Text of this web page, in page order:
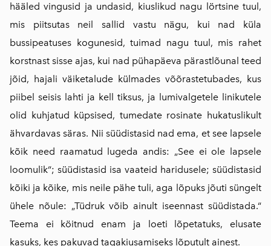
hääled vingusid ja undasid, kiuslikud nagu lörtsine tuul,
mis piitsutas neil sallid vastu nägu, kui nad küla
bussipeatuses kogunesid, tuimad nagu tuul, mis rahet
korstnast sisse ajas, kui nad pühapäeva pärastlõunal teed
jõid, hajali väiketalude külmades võõrastetubades, kus
piibel seisis lahti ja kell tiksus, ja lumivalgetele linikutele
olid kuhjatud küpsised, tumedate rosinate hukatuslikult
ähvardavas säras. Nii süüdistasid nad ema, et see lapsele
kõik need raamatud lugeda andis: „See ei ole lapsele
loomulik“; süüdistasid isa vaateid haridusele; süüdistasid
kõiki ja kõike, mis neile pähe tuli, aga lõpuks jõuti süngelt
ühele nõule: „Tüdruk võib ainult iseennast süüdistada.“
Teema ei köitnud enam ja loeti lõpetatuks, elusate
kasuks, kes pakuvad tagakiusamiseks lõputult ainest.